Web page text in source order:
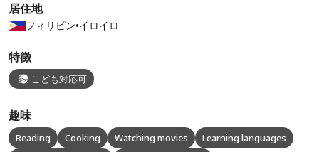
居住地
フィリピン•イロイロ
特徴
こども対応可
趣味
Reading Cooking Watching movies
Learning languages